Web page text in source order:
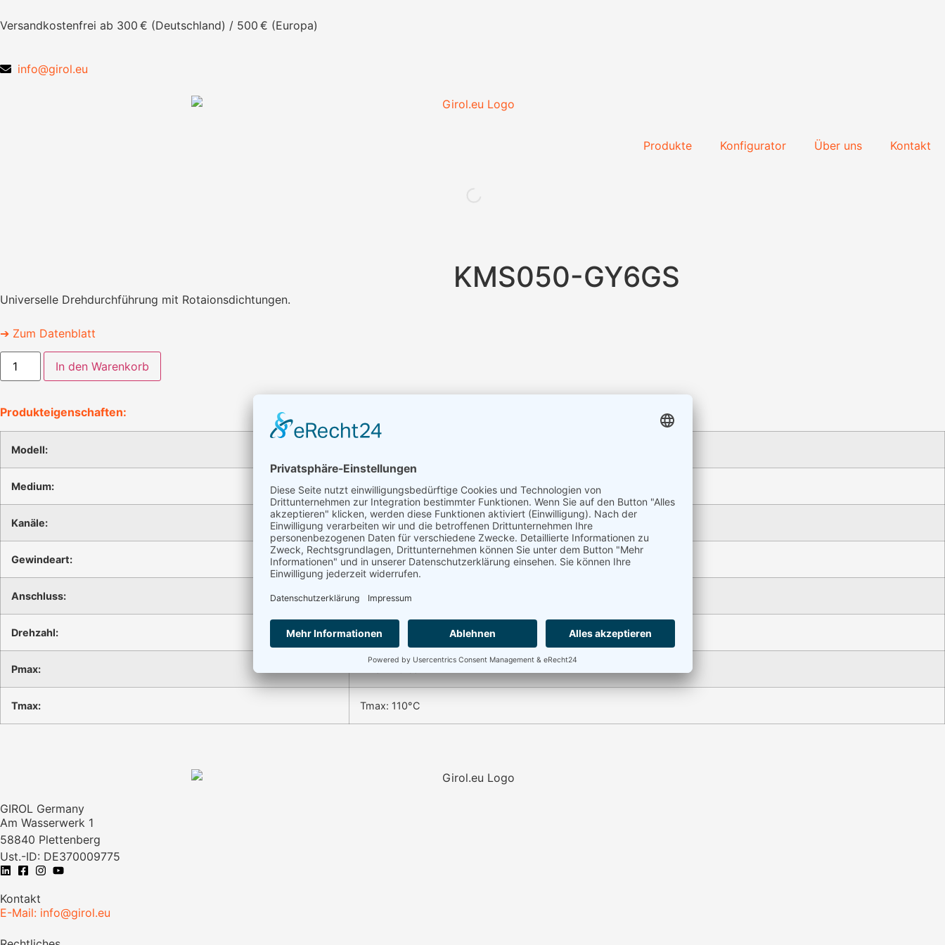
Versandkostenfrei ab 300 € (Deutschland) / 500 € (Europa)
info@girol.eu
Produkte Konfigurator Über uns Kontakt
KMS050-GY6GS
Universelle Drehdurchführung mit Rotaionsdichtungen.
➔ Zum Datenblatt
In den Warenkorb
Produkteigenschaften:
Modell:
Medium: Öl, Wasser
Kanäle: 1 Kanal
Gewindeart: 1/2″ Linksgewinde
Anschluss: Axial / Radial
Drehzahl: 450 RPM
Pmax:
Tmax: Tmax: 110°C
GIROL Germany
Am Wasserwerk 1
58840 Plettenberg
Ust.-ID: DE370009775
Kontakt
E-Mail: info@girol.eu